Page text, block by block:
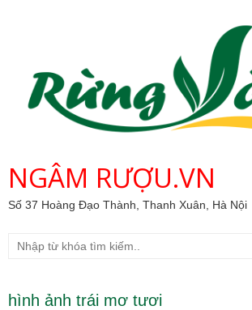
NGÂM RƯỢU.VN
Số 37 Hoàng Đạo Thành, Thanh Xuân, Hà Nội
hình ảnh trái mơ tươi